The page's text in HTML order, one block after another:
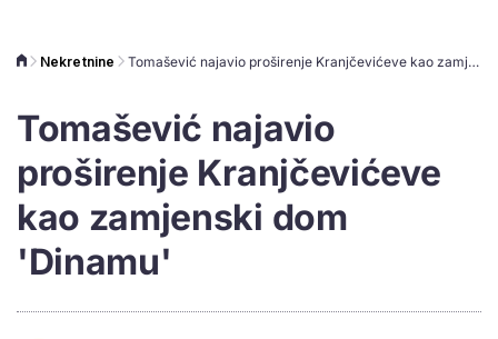
Nekretnine Tomašević najavio proširenje Kranjčevićeve kao zamjenski dom 'Dinamu'
Tomašević najavio
proširenje Kranjčevićeve
kao zamjenski dom
'Dinamu'